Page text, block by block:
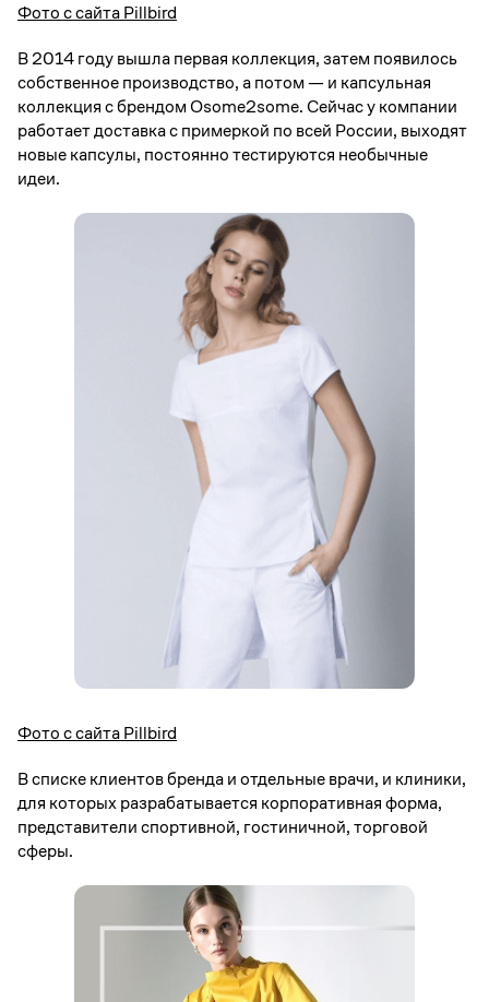
Фото с сайта Pillbird
В 2014 году вышла первая коллекция, затем появилось
собственное производство, а потом — и капсульная
коллекция с брендом Osome2some. Сейчас у компании
работает доставка с примеркой по всей России, выходят
новые капсулы, постоянно тестируются необычные
идеи.
Фото с сайта Pillbird
В списке клиентов бренда и отдельные врачи, и клиники,
для которых разрабатывается корпоративная форма,
представители спортивной, гостиничной, торговой
сферы.